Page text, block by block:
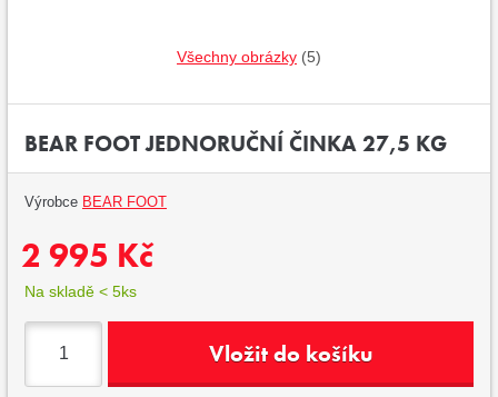
Všechny obrázky (5)
BEAR FOOT JEDNORUČNÍ ČINKA 27,5 KG
Výrobce BEAR FOOT
2 995 Kč
Na skladě < 5ks
Vložit do košíku